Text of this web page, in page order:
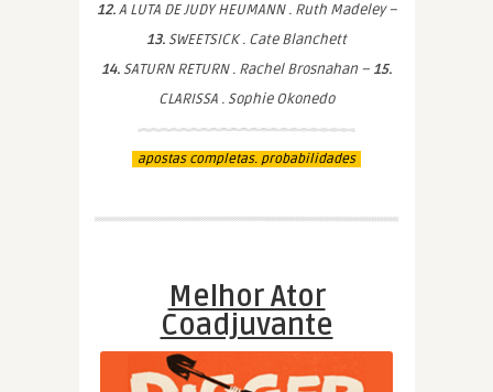
12.A LUTA DE JUDY HEUMANN . Ruth Madeley –
13.SWEETSICK . Cate Blanchett
14.SATURN RETURN . Rachel Brosnahan – 15.
CLARISSA . Sophie Okonedo
apostas completas. probabilidades
Melhor Ator
Coadjuvante